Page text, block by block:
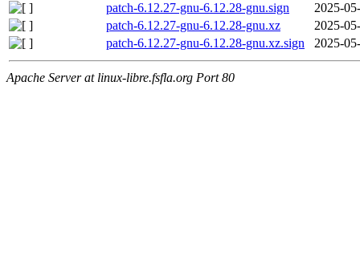
patch-6.12.27-gnu-6.12.28-gnu.sign
2025-
patch-6.12.27-gnu-6.12.28-gnu.xz
2025-
patch-6.12.27-gnu-6.12.28-gnu.xz.sign
2025-
Apache Server at linux-libre.fsfla.org Port 80